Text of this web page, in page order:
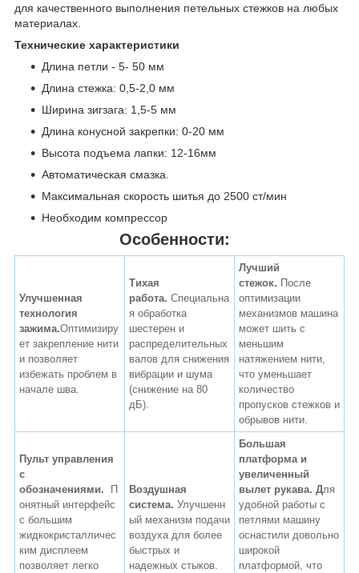
для качественного выполнения петельных стежков на любых
материалах.
Технические характеристики
Длина петли - 5- 50 мм
Длина стежка: 0,5-2,0 мм
Ширина зигзага: 1,5-5 мм
Длина конусной закрепки: 0-20 мм
Высота подъема лапки: 12-16мм
Автоматическая смазка.
Максимальная скорость шитья до 2500 ст/мин
Необходим компрессор
Особенности:
Улучшенная
технология
зажима.Оптимизиру
ет закрепление нити
и позволяет
избежать проблем в
начале шва.
Тихая
работа. Специальна
я обработка
шестерен и
распределительных
валов для снижения
вибрации и шума
(снижение на 80
дБ).
Лучший
стежок. После
оптимизации
механизмов машина
может шить с
меньшим
натяжением нити,
что уменьшает
количество
пропусков стежков и
обрывов нити.
Пульт управления
с
обозначениями.
П
онятный интерфейс
с большим
жидкокристалличес
ким дисплеем
позволяет легко
Воздушная
система. Улучшенн
ый механизм подачи
воздуха для более
быстрых и
надежных стыков.
Большая
платформа и
увеличенный
вылет рукава. Для
удобной работы с
петлями машину
оснастили довольно
широкой
платформой, что